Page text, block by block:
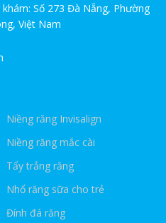
LỜI TRI ÂN THẦY CÔ
NGÀNH BẤT ĐỘNG SẢN.
KHOA GIA BẢO
mái|Nha Khoa Gia Bảo
ở Mỹ|Nha Khoa Gia Bảo
Số 273 Đà Nẵng, Phường
Việt Nam
Niềng răng Invisalign
Niềng răng mắc cài
Tẩy trắng răng
Nhổ răng sữa cho trẻ
Đính đá răng